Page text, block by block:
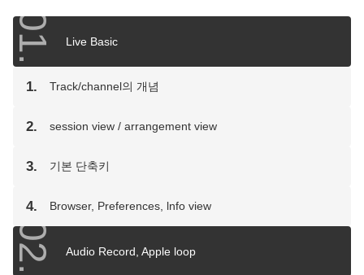
01. Live Basic
1. Track/channel의 개념
2. session view / arrangement view
3. 기본 단축키
4. Browser, Preferences, lnfo view
02. Audio Record, Apple loop